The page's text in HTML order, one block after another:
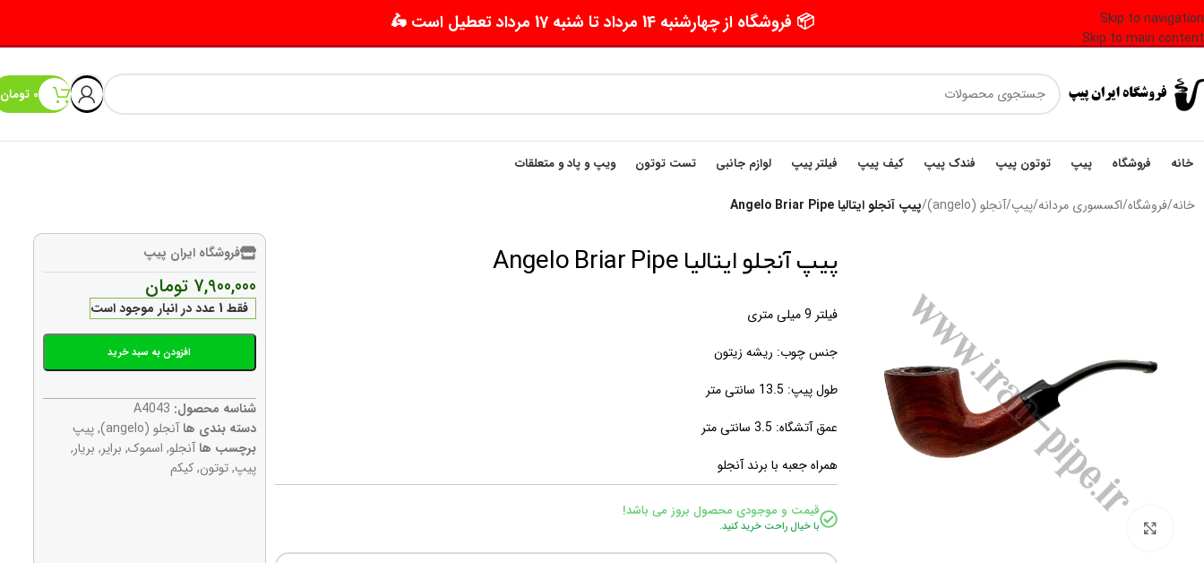
Skip to navigation
Skip to main content
📦 فروشگاه از چهارشنبه 14 مرداد تا شنبه 17 مرداد تعطیل است 🛵
0 تومان
خانه فروشگاه پیپ توتون پیپ فندک پیپ کیف پیپ فیلتر پیپ لوازم جانبی تست توتون ویپ و پاد و متعلقات
خانه/فروشگاه/اکسسوری مردانه/پیپ/آنجلو (angelo) /پیپ آنجلو ایتالیا Angelo Briar Pipe
پیپ آنجلو ایتالیا Angelo Briar Pipe
فیلتر 9 میلی متری
جنس چوب: ریشه زیتون
طول پیپ: 13.5 سانتی متر
عمق آتشگاه: 3.5 سانتی متر
همراه جعبه با برند آنجلو
قیمت و موجودی محصول بروز می باشد!
با خیال راحت خرید کنید.
فروشگاه ایران پیپ
7,900,000 تومان
فقط 1 عدد در انبار موجود است
افزودن به سبد خرید
شناسه محصول: A4043
دسته بندی ها آنجلو (angelo) ,پیپ
برچسب ها آنجلو, اسموک, برایر, بریار,
پیپ,توتون,کیکم